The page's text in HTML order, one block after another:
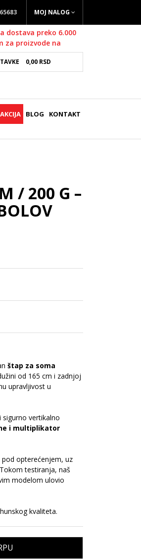
MOJ NALOG
dostava preko 6.000
za proizvode na
0,00 RSD
AKCIJA BLOG KONTAKT
/ 200 G –
štap za soma
od 165 cm i zadnjoj
upravljivost u
sigurno vertikalno
i multiplikator
opterećenjem, uz
testiranja, naš
modelom ulovio
kvaliteta.